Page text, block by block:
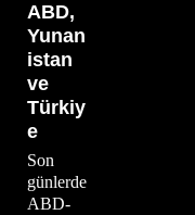
ABD,
Yunan
istan
ve
Türkiy
e
Son
günlerde
ABD-